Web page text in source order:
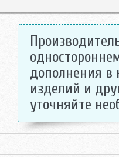
дополнения
изделий и
уточняйте